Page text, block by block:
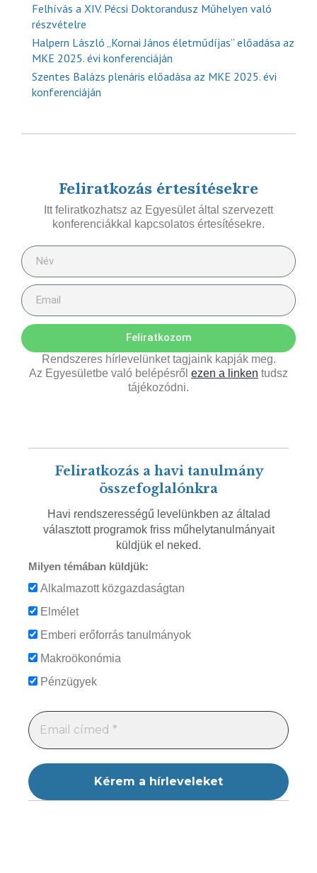
Felhívás a XIV. Pécsi Doktorandusz Műhelyen való
részvételre
Halpern László „Kornai János életműdíjas” előadása az
MKE 2025. évi konferenciáján
Szentes Balázs plenáris előadása az MKE 2025. évi
konferenciáján
Feliratkozás értesítésekre
Itt feliratkozhatsz az Egyesület által szervezett
konferenciákkal kapcsolatos értesítésekre.
Feliratkozom
Rendszeres hírlevelünket tagjaink kapják meg.
Az Egyesületbe való belépésről ezen a linken tudsz
tájékozódni.
Feliratkozás a havi tanulmány
összefoglalónkra
Havi rendszerességű levelünkben az általad
választott programok friss műhelytanulmányait
küldjük el neked.
Milyen témában küldjük:
Alkalmazott közgazdaságtan
Elmélet
Emberi erőforrás tanulmányok
Makroökonómia
Pénzügyek